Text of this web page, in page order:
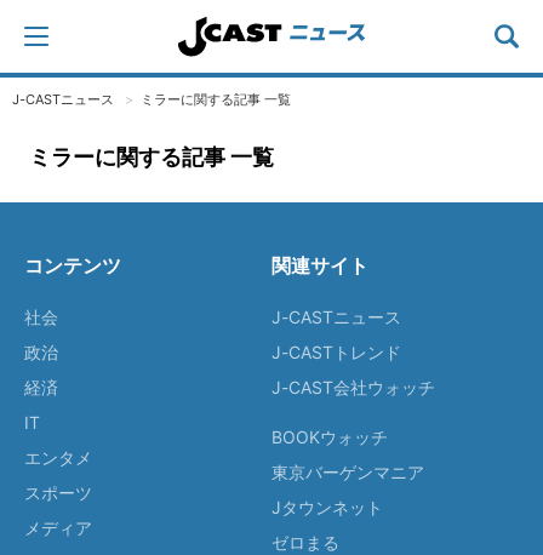
J-CASTニュース ミラーに関する記事 一覧
ミラーに関する記事 一覧
コンテンツ
社会
政治
経済
IT
エンタメ
スポーツ
メディア
関連サイト
J-CASTニュース
J-CASTトレンド
J-CAST会社ウォッチ
BOOKウォッチ
東京バーゲンマニア
Jタウンネット
ゼロまる